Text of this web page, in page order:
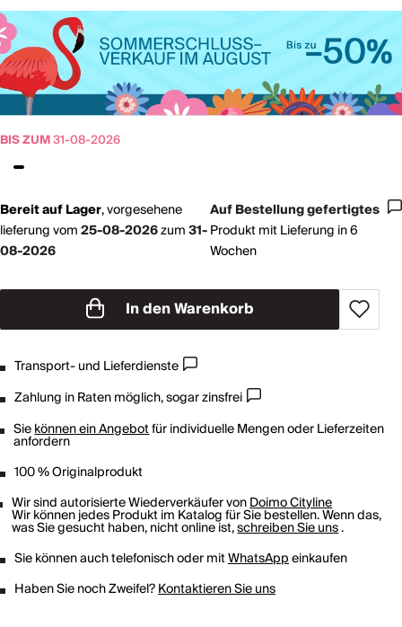
BIS ZUM31-08-2026
Bereit auf Lager,vorgesehene
lieferung vom25-08-2026zum31-
08-2026
Auf Bestellung gefertigtes
Produkt mit Lieferung in 6
Wochen
In den Warenkorb
Transport- und Lieferdienste
Zahlung in Raten möglich, sogar zinsfrei
Siekönnen ein Angebotfür individuelle Mengen oder Lieferzeiten
anfordern
100 % Originalprodukt
Wir sind autorisierte Wiederverkäufer vonDoimo Cityline
Wir können jedes Produkt im Katalog für Sie bestellen. Wenn das,
was Sie gesucht haben, nicht online ist,schreiben Sie uns.
Sie können auch telefonisch oder mitWhatsAppeinkaufen
Haben Sie noch Zweifel?Kontaktieren Sie uns